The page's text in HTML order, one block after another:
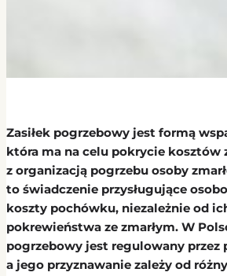
Zasiłek pogrzebowy jest formą
która ma na celu pokrycie kosztów
z organizacją pogrzebu osoby
to świadczenie przysługujące
koszty pochówku, niezależnie od
pokrewieństwa ze zmarłym. W
pogrzebowy jest regulowany przez
a jego przyznawanie zależy od